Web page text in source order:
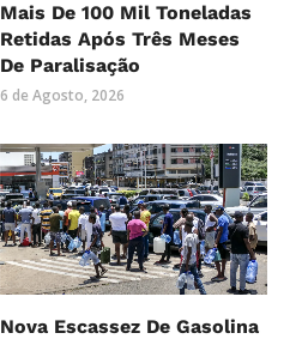
Mais De 100 Mil Toneladas
Retidas Após Três Meses
De Paralisação
6 de Agosto, 2026
Nova Escassez De Gasolina